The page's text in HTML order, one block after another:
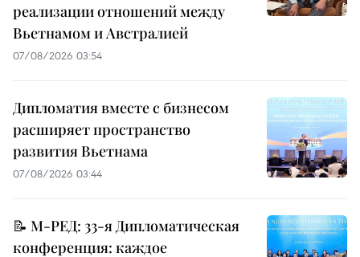
реализации отношений между
Вьетнамом и Австралией
07/08/2026 03:54
Дипломатия вместе с бизнесом
расширяет пространство
развития Вьетнама
07/08/2026 03:44
📝 М-РЕД: 33-я Дипломатическая
конференция: каждое